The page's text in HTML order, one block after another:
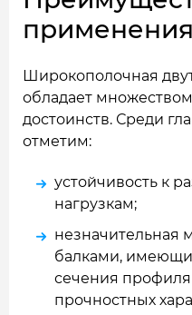
применения
Широкополочная
обладает
достоинств. Среди
отметим:
устойчивость к
нагрузкам;
незначительная
балками,
сечения
прочностных